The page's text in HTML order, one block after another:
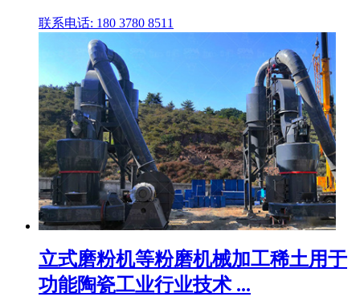
联系电话: 180 3780 8511
立式磨粉机等粉磨机械加工稀土用于
功能陶瓷工业行业技术 ...